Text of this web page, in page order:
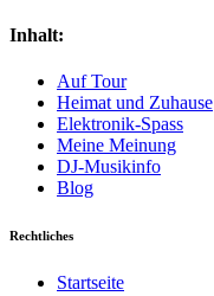
Inhalt:
Auf Tour
Heimat und Zuhause
Elektronik-Spass
Meine Meinung
DJ-Musikinfo
Blog
Rechtliches
Startseite